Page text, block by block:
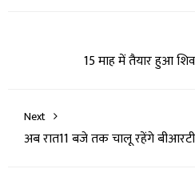
15 माह में तैयार हुआ
Next
अब रात11 बजे तक चालू रहेंगे